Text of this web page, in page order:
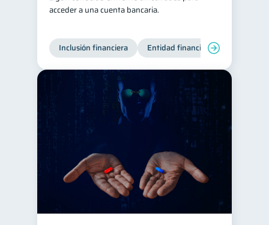
acceder a una cuenta bancaria.
Inclusión financiera Entidad financiera